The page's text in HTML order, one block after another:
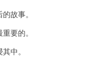
故事。
要的。
中。